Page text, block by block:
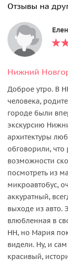
Отзывы на
Доброе утро. В
человека,
городе были
экскурсию
архитектуры
обговорили,
возможности
посмотреть из
микроавтобус,
аккуратный,
выходе из авто.
влюбленная в
НН, но Мария
видели. Ну, и
красивый,